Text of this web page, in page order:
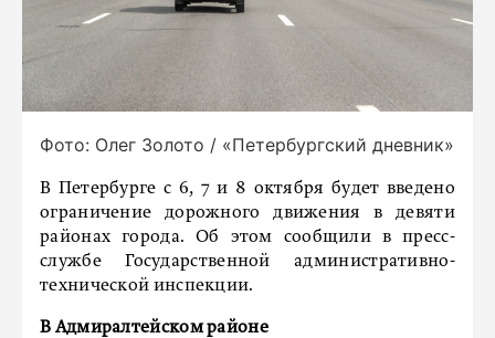
Фото: Олег Золото / «Петербургский дневник»
В Петербурге с 6, 7 и 8 октября будет введено
ограничение дорожного движения в девяти
районах города. Об этом сообщили в пресс-
службе Государственной административно-
технической инспекции.
В Адмиралтейском районе